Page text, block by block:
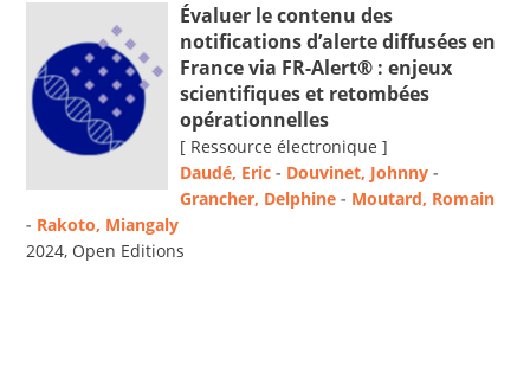
Évaluer le contenu des
notifications d’alerte diffusées en
France via FR-Alert® : enjeux
scientifiques et retombées
opérationnelles
[ Ressource électronique ]
Daudé, Eric - Douvinet, Johnny -
Grancher, Delphine - Moutard, Romain
- Rakoto, Miangaly
2024, Open Editions